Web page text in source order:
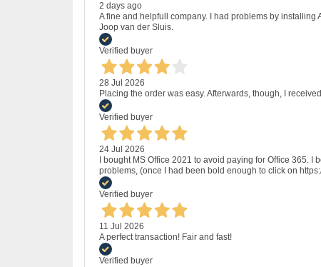
2 days ago
A fine and helpfull company. I had problems by
Joop van der Sluis.
Verified buyer
28 Jul 2026
Placing the order was easy. Afterwards, though, I
Verified buyer
24 Jul 2026
I bought MS Office 2021 to avoid paying for Office 365.
problems, (once I had been bold enough to click on
Verified buyer
11 Jul 2026
A perfect transaction! Fair and fast!
Verified buyer